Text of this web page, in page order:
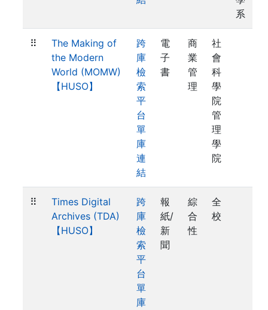
系
⠿
The Making of
the Modern
World (MOMW)
【HUSO】
跨
庫
檢
索
平
台
單
庫
連
結
電
子
書
商
業
管
理
社
會
科
學
院
管
理
學
院
⠿
Times Digital
Archives (TDA)
【HUSO】
跨
庫
檢
索
平
台
單
庫
報
紙/
新
聞
綜
合
性
全
校